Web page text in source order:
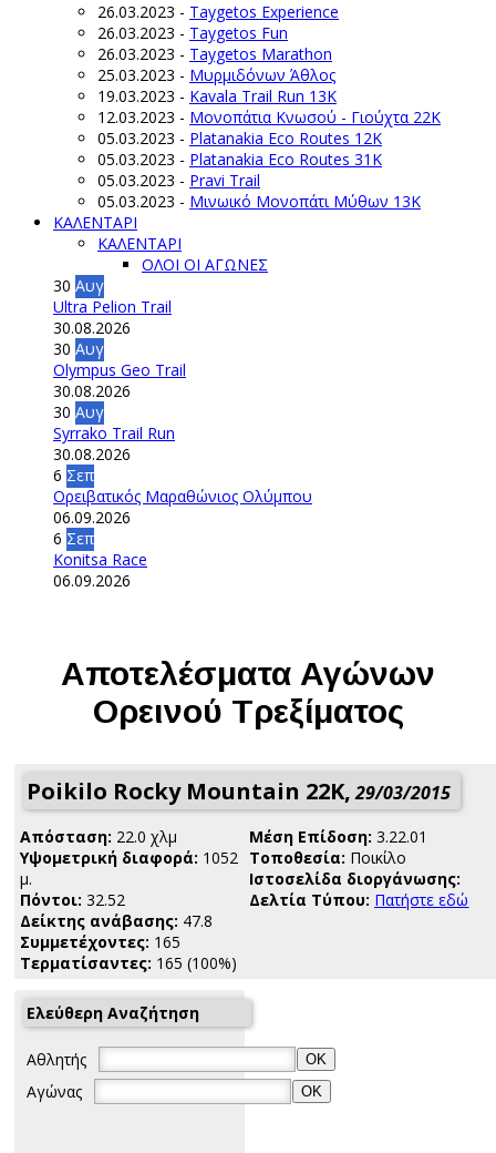
26.03.2023 - Taygetos Experience
26.03.2023 - Taygetos Fun
26.03.2023 - Taygetos Marathon
25.03.2023 - Μυρμιδόνων Άθλος
19.03.2023 - Kavala Trail Run 13K
12.03.2023 - Μονοπάτια Κνωσού - Γιούχτα 22Κ
05.03.2023 - Platanakia Eco Routes 12K
05.03.2023 - Platanakia Eco Routes 31K
05.03.2023 - Pravi Trail
05.03.2023 - Μινωικό Μονοπάτι Μύθων 13Κ
ΚΑΛΕΝΤΑΡΙ
ΚΑΛΕΝΤΑΡΙ
ΟΛΟΙ ΟΙ ΑΓΩΝΕΣ
30 Αυγ
Ultra Pelion Trail
30.08.2026
30 Αυγ
Olympus Geo Trail
30.08.2026
30 Αυγ
Syrrako Trail Run
30.08.2026
6 Σεπ
Ορειβατικός Μαραθώνιος Ολύμπου
06.09.2026
6 Σεπ
Konitsa Race
06.09.2026
Αποτελέσματα Αγώνων
Ορεινού Τρεξίματος
Poikilo Rocky Mountain 22K,29/03/2015
Απόσταση: 22.0 χλμ
Yψομετρική διαφορά: 1052
μ.
Πόντοι: 32.52
Δείκτης ανάβασης: 47.8
Συμμετέχοντες: 165
Τερματίσαντες: 165 (100%)
Μέση Επίδοση: 3.22.01
Τοποθεσία: Ποικίλο
Ιστοσελίδα διοργάνωσης:
Δελτία Τύπου: Πατήστε εδώ
Ελεύθερη Αναζήτηση
Αθλητής
Αγώνας